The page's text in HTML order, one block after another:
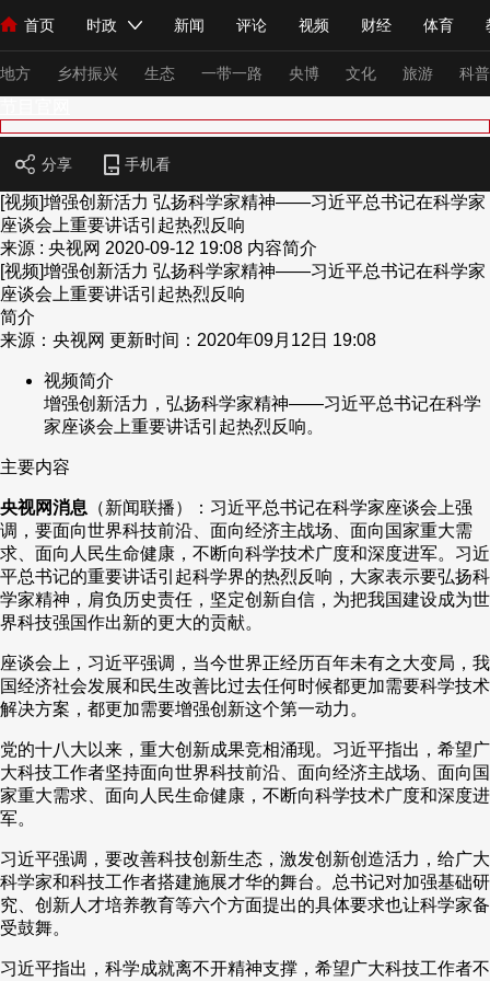
首页 时政 新闻 评论 视频 财经 体育
人民领袖习近平 联播+ 中国领导人 央视快评 习式妙语
直播 栏目大全 节目单 听音 微视频 主持人
海外频道 iPanda English Монгол
地方 乡村振兴 生态 一带一路 央博 文化 旅游 科普
总台春晚 网络春晚
新闻 国内 国际 评论 经济
人民领袖习近平 联播+
视频 小央视频 小央直播 直播中国
现场 前线
体育 直播 竞猜 2026年世界杯
VIP会员
财经 教育 乡村振兴 生态环境 一带一路 央博
大国智造 大国展会 大国保险 云顶对话 云起
CCTV.节目官网 直播 节目单 栏目
分享 手机看
[视频]增强创新活力 弘扬科学家精神——习近平总书记在科学家
座谈会上重要讲话引起热烈反响
来源 : 央视网 2020-09-12 19:08 内容简介
[视频]增强创新活力 弘扬科学家精神——习近平总书记在科学家
座谈会上重要讲话引起热烈反响
简介
来源：央视网 更新时间：2020年09月12日 19:08
视频简介
增强创新活力，弘扬科学家精神——习近平总书记在科学
家座谈会上重要讲话引起热烈反响。
主要内容
央视网消息 （新闻联播）：习近平总书记在科学家座谈会上强
调，要面向世界科技前沿、面向经济主战场、面向国家重大需
求、面向人民生命健康，不断向科学技术广度和深度进军。习近
平总书记的重要讲话引起科学界的热烈反响，大家表示要弘扬科
学家精神，肩负历史责任，坚定创新自信，为把我国建设成为世
界科技强国作出新的更大的贡献。
座谈会上，习近平强调，当今世界正经历百年未有之大变局，我
国经济社会发展和民生改善比过去任何时候都更加需要科学技术
解决方案，都更加需要增强创新这个第一动力。
党的十八大以来，重大创新成果竞相涌现。习近平指出，希望广
大科技工作者坚持面向世界科技前沿、面向经济主战场、面向国
家重大需求、面向人民生命健康，不断向科学技术广度和深度进
军。
习近平强调，要改善科技创新生态，激发创新创造活力，给广大
科学家和科技工作者搭建施展才华的舞台。总书记对加强基础研
究、创新人才培养教育等六个方面提出的具体要求也让科学家备
受鼓舞。
习近平指出，科学成就离不开精神支撑，希望广大科技工作者不